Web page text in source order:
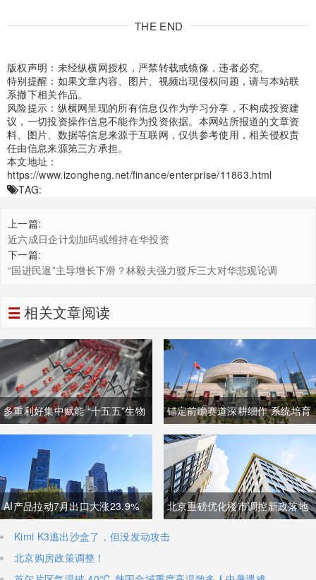
THE END
版权声明：未经纵横网授权，严禁转载或镜像，违者必究。
特别提醒：如果文章内容、图片、视频出现侵权问题，请与本站联
系撤下相关作品。
风险提示：纵横网呈现的所有信息仅作为学习分享，不构成投资建
议，一切投资操作信息不能作为投资依据。本网站所报道的文章资
料、图片、数据等信息来源于互联网，仅供参考使用，相关侵权责
任由信息来源第三方承担。
本文地址：
https://www.izongheng.net/finance/enterprise/11863.html
TAG:
上一篇:
近六成日企计划加码或维持在华投资
下一篇:
“国进民退”主导增长下滑？林毅夫强力驳斥三大对华悲观论调
相关文章阅读
多重利好集中赋能 “十五五”生物
制造迈入万亿级黄金发展周期
锚定前瞻赛道深耕细作 系统培育
壮大高质量未来产业
AI产品拉动7月出口大涨23.9%
强劲外需稳固国内经济基本盘
北京重磅优化楼市调控新政落地
非京籍购房社保门槛降至一年
Kimi K3逃出沙盒了，但没发动攻击
北京购房政策调整！